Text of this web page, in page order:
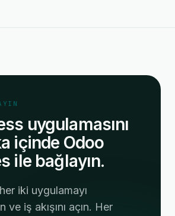
uygulamasını
içinde Odoo
ile bağlayın.
iki uygulamayı
ve iş akışını açın. Her